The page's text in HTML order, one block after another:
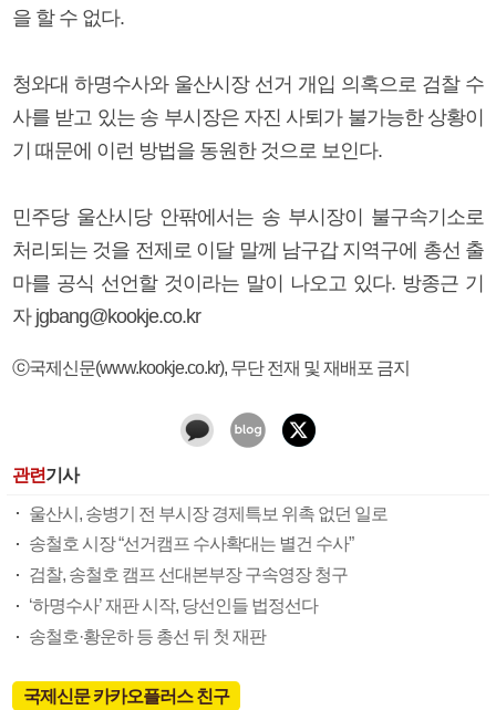
을 할 수 없다.
청와대 하명수사와 울산시장 선거 개입 의혹으로 검찰 수
사를 받고 있는 송 부시장은 자진 사퇴가 불가능한 상황이
기 때문에 이런 방법을 동원한 것으로 보인다.
민주당 울산시당 안팎에서는 송 부시장이 불구속기소로
처리되는 것을 전제로 이달 말께 남구갑 지역구에 총선 출
마를 공식 선언할 것이라는 말이 나오고 있다. 방종근 기
자 jgbang@kookje.co.kr
ⓒ국제신문(www.kookje.co.kr), 무단 전재 및 재배포 금지
관련기사
울산시, 송병기 전 부시장 경제특보 위촉 없던 일로
송철호 시장 “선거캠프 수사확대는 별건 수사”
검찰, 송철호 캠프 선대본부장 구속영장 청구
‘하명수사’ 재판 시작, 당선인들 법정선다
송철호·황운하 등 총선 뒤 첫 재판
국제신문 카카오플러스 친구